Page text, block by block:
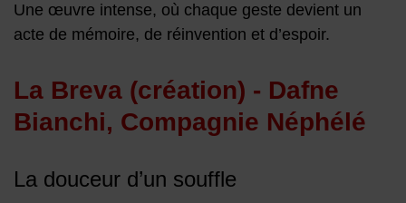
Une œuvre intense, où chaque geste devient un
acte de mémoire, de réinvention et d’espoir.
La Breva (création) - Dafne
Bianchi, Compagnie Néphélé
La douceur d’un souffle